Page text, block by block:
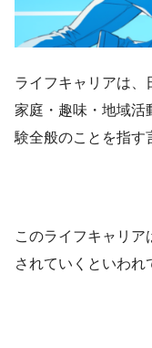
ライフキャリアは、
家庭・趣味・地域活
験全般のことを指す
このライフキャリ
されていくといわれ